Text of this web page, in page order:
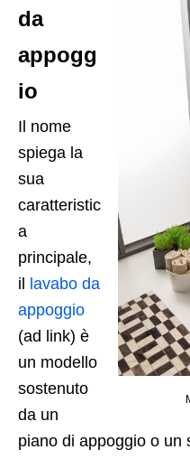
da
appogg
io
Il nome
spiega la
sua
caratteristic
a
principale,
il
lavabo da
appoggio
(ad link) è
un modello
sostenuto
da un
piano di appoggio o un